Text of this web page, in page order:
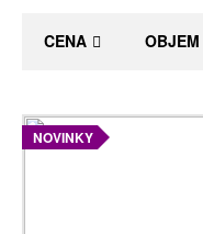
CENA OBJEM
NOVINKY